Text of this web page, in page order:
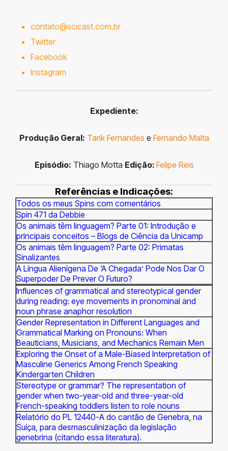
contato@scicast.com.br
Twitter
Facebook
Instagram
Expediente:
Produção Geral: Tarik Fernandes e Fernando Malta
Episódio: Thiago Motta Edição: Felipe Reis
Referências e Indicações:
Todos os meus Spins com comentários
Spin 471 da Debbie
Os animais têm linguagem? Parte 01: Introdução e
principais conceitos – Blogs de Ciência da Unicamp
Os animais têm linguagem? Parte 02: Primatas
Sinalizantes
A Língua Alienígena De ‘A Chegada’ Pode Nos Dar O
Superpoder De Prever O Futuro?
Influences of grammatical and stereotypical gender
during reading: eye movements in pronominal and
noun phrase anaphor resolution
Gender Representation in Different Languages and
Grammatical Marking on Pronouns: When
Beauticians, Musicians, and Mechanics Remain Men
Exploring the Onset of a Male-Biased Interpretation of
Masculine Generics Among French Speaking
Kindergarten Children
Stereotype or grammar? The representation of
gender when two-year-old and three-year-old
French-speaking toddlers listen to role nouns
Relatório do PL 12440-A do cantão de Genebra, na
Suíça, para desmasculinização da legislação
genebrina (citando essa literatura).